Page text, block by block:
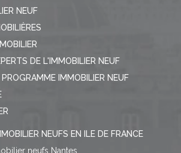
NEUF
DE L'IMMOBILIER NEUF
PROGRAMME IMMOBILIER NEUF
NEUFS EN ILE DE FRANCE
neufs Nantes